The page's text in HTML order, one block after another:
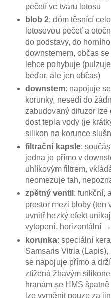
pečetí ve tvaru lotosu
blob 2: dóm těsnící
lotosovou pečeť a
do podstavy, do
downstemem, občas
lehce pohybuje
beďar, ale jen občas)
downstem: napojuje
korunky, nesedí do
zabudovaný difuzor
dost tepla vody (je
silikon na korunce
filtrační kapsle:
jedna je přímo v
uhlíkovým filtrem,
neomezuje tah,
zpětný ventil : funkční,
prostor mezi bloby (ten
uvnitř hezký efekt
vytopení, horizontální
korunka: speciální
Samsaris Vitria
se napojuje přímo a
ztížená žhavým
hranám se HMS
lze vyměnit pouze za